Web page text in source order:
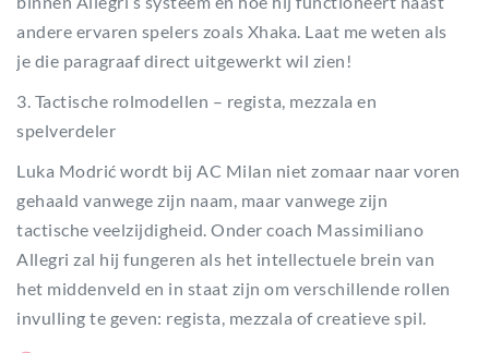
andere ervaren spelers zoals Xhaka. Laat me weten als
je die paragraaf direct uitgewerkt wil zien!
3. Tactische rolmodellen – regista, mezzala en
spelverdeler
Luka Modrić wordt bij AC Milan niet zomaar naar voren
gehaald vanwege zijn naam, maar vanwege zijn
tactische veelzijdigheid. Onder coach Massimiliano
Allegri zal hij fungeren als het intellectuele brein van
het middenveld en in staat zijn om verschillende rollen
invulling te geven: regista, mezzala of creatieve spil.